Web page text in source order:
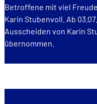
Betroffene mit viel
Karin Stubenvoll. Ab
Ausscheiden von Karin
übernommen.